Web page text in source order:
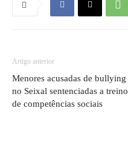
Artigo anterior
Menores acusadas de bullying
no Seixal sentenciadas a treino
de competências sociais